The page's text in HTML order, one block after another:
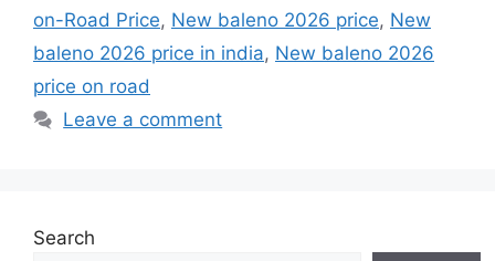
on-Road Price, New baleno 2026 price, New
baleno 2026 price in india, New baleno 2026
price on road
Leave a comment
Search